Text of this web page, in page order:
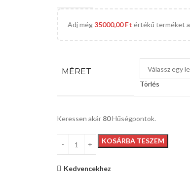
Adj még35000,00Ft értékű terméket
MÉRET
Törlés
Keressen akár 80Hűségpontok.
KOSÁRBA TESZEM
Kedvencekhez